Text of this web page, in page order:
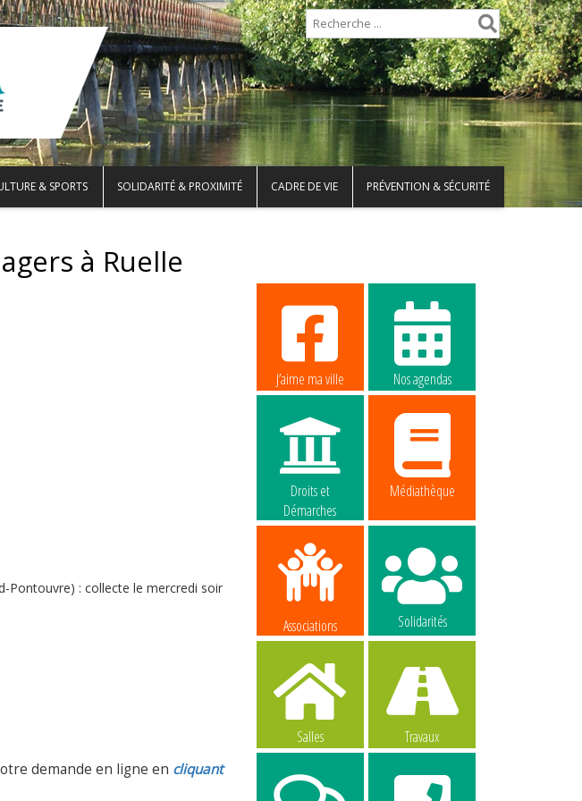
& SPORTS SOLIDARITÉ & PROXIMITÉ CADRE DE VIE PRÉVENTION & SÉCURITÉ
à Ruelle
Pontouvre) : collecte le mercredi soir
demande en ligne en cliquant
J’aime ma ville Nos agendas
Droits et
Démarches
Médiathèque
Associations Solidarités
Salles Travaux